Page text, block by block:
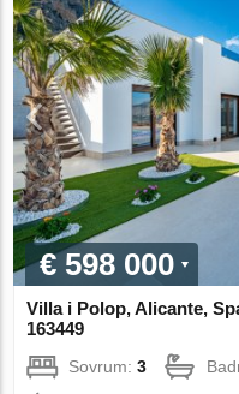
€ 598 000
Villa i Polop, Alicante,
163449
Sovrum:3